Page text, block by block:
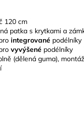
120 cm
patka s krytkami a
integrované podélníky
vyvýšené podélníky
(dělená guma),